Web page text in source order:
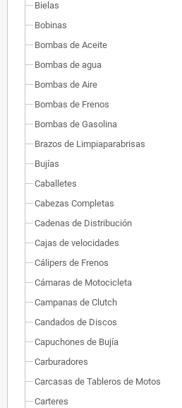
Bielas
Bobinas
Bombas de Aceite
Bombas de agua
Bombas de Aire
Bombas de Frenos
Bombas de Gasolina
Brazos de Limpiaparabrisas
Bujías
Caballetes
Cabezas Completas
Cadenas de Distribución
Cajas de velocidades
Cálipers de Frenos
Cámaras de Motocicleta
Campanas de Clutch
Candados de Discos
Capuchones de Bujía
Carburadores
Carcasas de Tableros de Motos
Carteres